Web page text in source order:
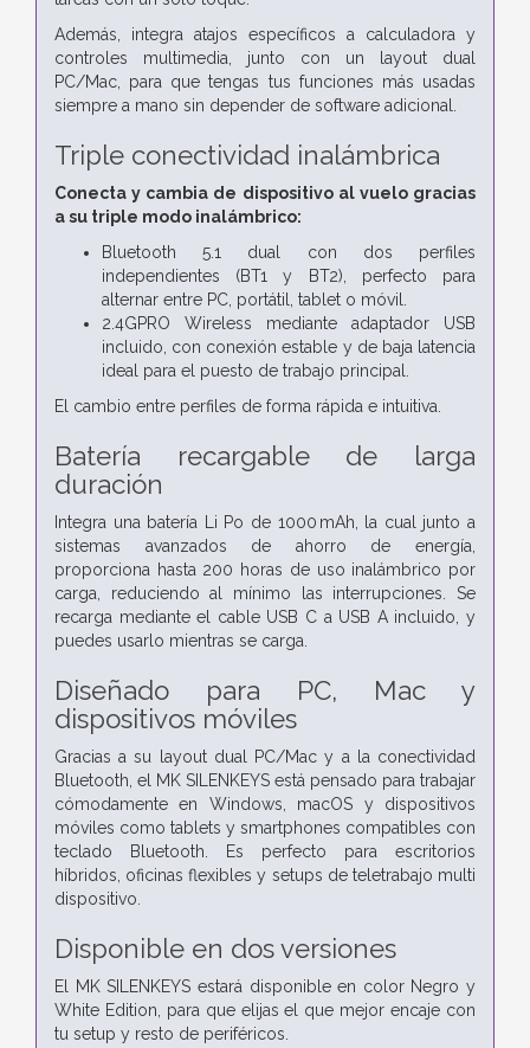
Además, integra atajos específicos a calculadora y
controles multimedia, junto con un layout dual
PC/Mac, para que tengas tus funciones más usadas
siempre a mano sin depender de software adicional.
Triple conectividad inalámbrica
Conecta y cambia de dispositivo al vuelo gracias
a su triple modo inalámbrico:
Bluetooth 5.1 dual con dos perfiles
independientes (BT1 y BT2), perfecto para
alternar entre PC, portátil, tablet o móvil.
2.4GPRO Wireless mediante adaptador USB
incluido, con conexión estable y de baja latencia
ideal para el puesto de trabajo principal.
El cambio entre perfiles de forma rápida e intuitiva.
Batería recargable de larga
duración
Integra una batería Li Po de 1000 mAh, la cual junto a
sistemas avanzados de ahorro de energía,
proporciona hasta 200 horas de uso inalámbrico por
carga, reduciendo al mínimo las interrupciones. Se
recarga mediante el cable USB C a USB A incluido, y
puedes usarlo mientras se carga.
Diseñado para PC, Mac y
dispositivos móviles
Gracias a su layout dual PC/Mac y a la conectividad
Bluetooth, el MK SILENKEYS está pensado para trabajar
cómodamente en Windows, macOS y dispositivos
móviles como tablets y smartphones compatibles con
teclado Bluetooth. Es perfecto para escritorios
híbridos, oficinas flexibles y setups de teletrabajo multi
dispositivo.
Disponible en dos versiones
El MK SILENKEYS estará disponible en color Negro y
White Edition, para que elijas el que mejor encaje con
tu setup y resto de periféricos.